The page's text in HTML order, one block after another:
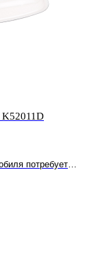
K52011D
потребуется